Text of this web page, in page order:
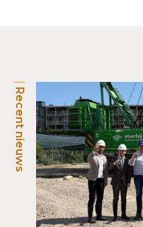
Recent nieuws